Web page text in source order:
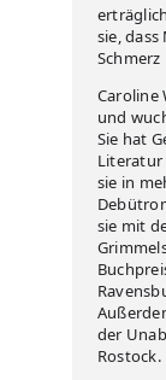
sie,
Caroline
und
Sie hat
Literatur
sie in
sie mit
der
Rostock.